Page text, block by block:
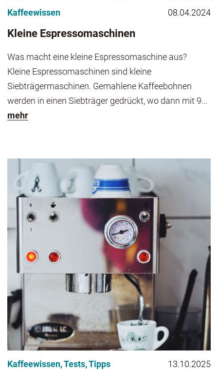
Kaffeewissen 08.04.2024
Kleine Espressomaschinen
Was macht eine kleine Espressomaschine aus?
Kleine Espressomaschinen sind kleine
Siebträgermaschinen. Gemahlene Kaffeebohnen
werden in einen Siebträger gedrückt, wo dann mit 9...
mehr
Kaffeewissen,Tests,Tipps 13.10.2025